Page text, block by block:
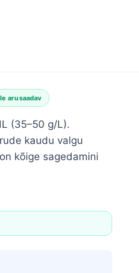
arusaadav
(35–50 g/L).
kaudu valgu
kõige sagedamini